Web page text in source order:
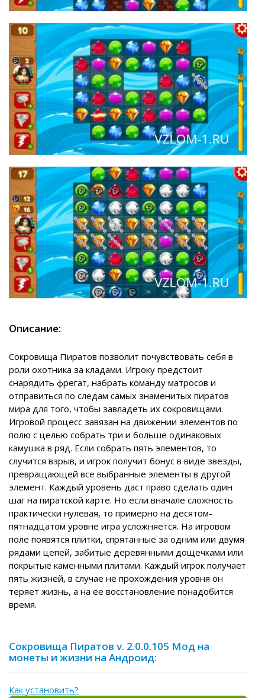
Описание:
Сокровища Пиратов позволит почувствовать себя в
роли охотника за кладами. Игроку предстоит
снарядить фрегат, набрать команду матросов и
отправиться по следам самых знаменитых пиратов
мира для того, чтобы завладеть их сокровищами.
Игровой процесс завязан на движении элементов по
полю с целью собрать три и больше одинаковых
камушка в ряд. Если собрать пять элементов, то
случится взрыв, и игрок получит бонус в виде звезды,
превращающей все выбранные элементы в другой
элемент. Каждый уровень даст право сделать один
шаг на пиратской карте. Но если вначале сложность
практически нулевая, то примерно на десятом-
пятнадцатом уровне игра усложняется. На игровом
поле появятся плитки, спрятанные за одним или двумя
рядами цепей, забитые деревянными дощечками или
покрытые каменными плитами. Каждый игрок получает
пять жизней, в случае не прохождения уровня он
теряет жизнь, а на ее восстановление понадобится
время.
Сокровища Пиратов v. 2.0.0.105 Мод на
монеты и жизни на Андроид:
Как установить?